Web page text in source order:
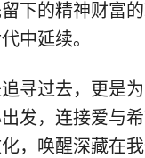
下的精神财富
中延续。
寻过去，更是
发，连接爱与
，唤醒深藏在